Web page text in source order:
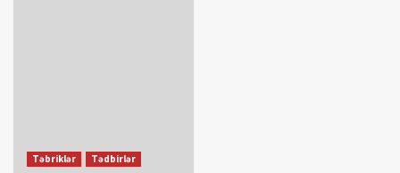
Təbriklər Tədbirlər